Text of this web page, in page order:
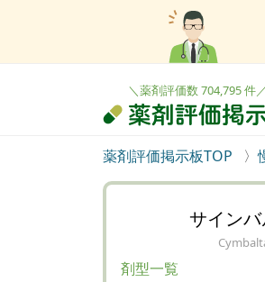
＼薬剤評価数 704,795 件／
薬剤評価掲示板TOP
サインバ
剤型一覧